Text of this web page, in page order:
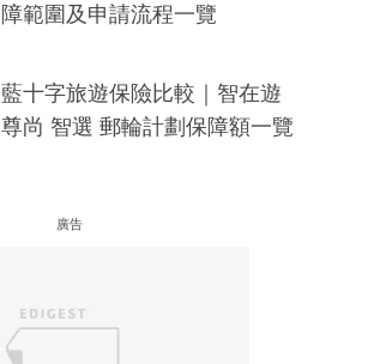
障範圍及申請流程一覽
藍十字旅遊保險比較｜智在遊
尊尚 智選 郵輪計劃保障額一覽
廣告